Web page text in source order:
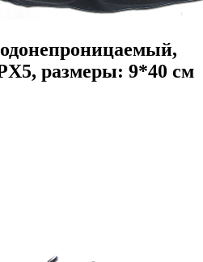
размеры: 9*40 см